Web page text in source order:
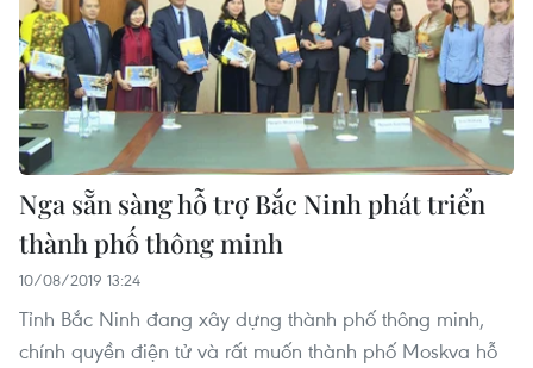
Nga sẵn sàng hỗ trợ Bắc Ninh phát triển
thành phố thông minh
10/08/2019 13:24
Tỉnh Bắc Ninh đang xây dựng thành phố thông minh,
chính quyền điện tử và rất muốn thành phố Moskva hỗ